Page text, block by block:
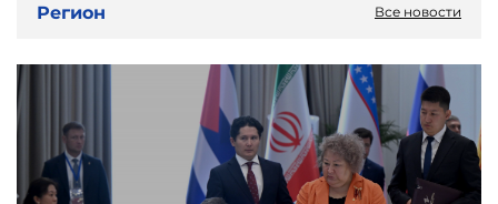
Регион Все новости